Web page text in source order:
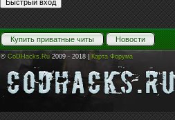
Купить приватные читы Новости
© CoDHacks.Ru 2009 - 2018 | Карта Форума